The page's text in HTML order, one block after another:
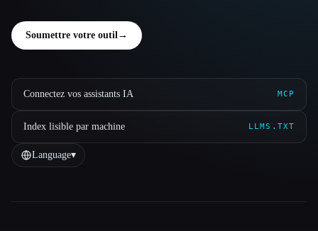
Soumettre votre outil→
Connectez vos assistants IA MCP
Index lisible par machine LLMS.TXT
Language▾